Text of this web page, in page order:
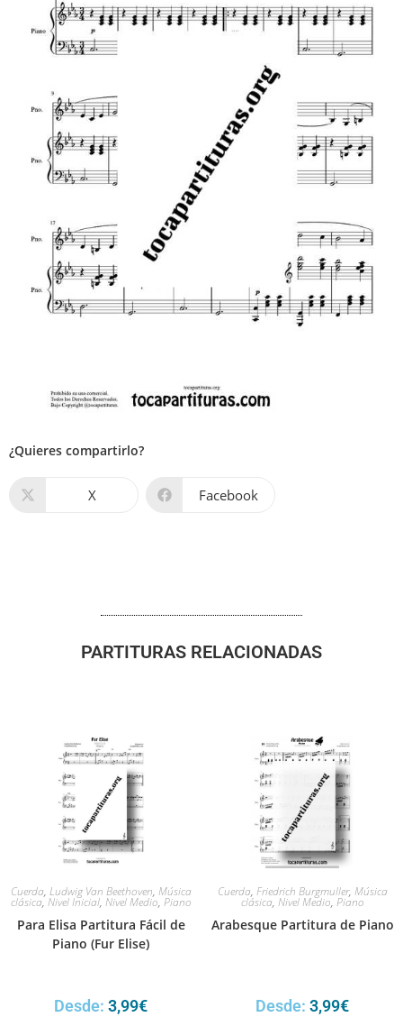
¿Quieres compartirlo?
X Facebook
PARTITURAS RELACIONADAS
Cuerda, Ludwig Van Beethoven, Música
clásica,Nivel Inicial, Nivel Medio, Piano
Para Elisa Partitura Fácil de
Piano (Fur Elise)
Desde: 3,99€
Cuerda, Friedrich Burgmuller, Música
clásica, Nivel Medio, Piano
Arabesque Partitura de Piano
Desde: 3,99€